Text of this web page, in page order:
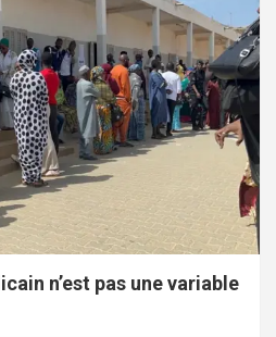
n’est pas une variable